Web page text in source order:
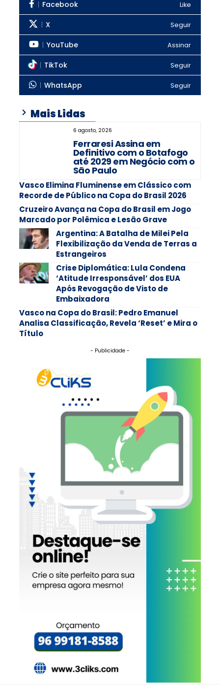
Facebook Like
X Seguir
YouTube Assinar
TikTok Seguir
WhatsApp Seguir
Mais Lidas
6 agosto, 2026
Ferraresi Assina em
Definitivo com o Botafogo
até 2029 em Negócio com o
São Paulo
Vasco Elimina Fluminense em Clássico com
Recorde de Público na Copa do Brasil 2026
Cruzeiro Avança na Copa do Brasil em Jogo
Marcado por Polêmica e Lesão Grave
Argentina: A Batalha de Milei Pela
Flexibilização da Venda de Terras a
Estrangeiros
Crise Diplomática: Lula Condena
‘Atitude Irresponsável’ dos EUA
Após Revogação de Visto de
Embaixadora
Vasco na Copa do Brasil: Pedro Emanuel
Analisa Classificação, Revela ‘Reset’ e Mira o
Título
- Publicidade -